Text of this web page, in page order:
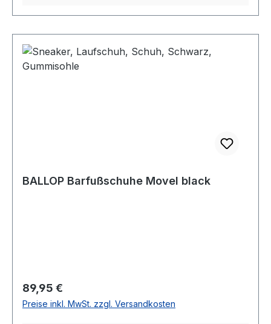
BALLOP Barfußschuhe Movel black
Regulärer Preis:
89,95 €
Preise inkl. MwSt. zzgl. Versandkosten